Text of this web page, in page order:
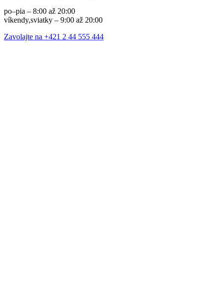
po–pia – 8:00 až 20:00
víkendy,sviatky – 9:00 až 20:00
Zavolajte na +421 2 44 555 444